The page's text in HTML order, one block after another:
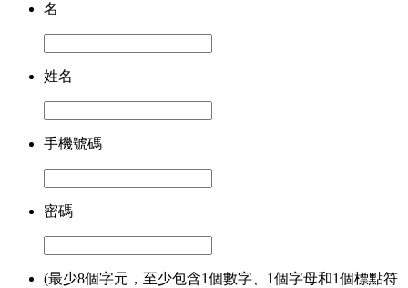
名
姓名
手機號碼
密碼
(最少8個字元，至少包含1個數字、1個字母和1個標點符